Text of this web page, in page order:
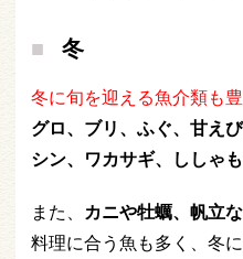
冬
冬に旬を迎える魚介類も
グロ、ブリ、ふぐ、甘え
シン、ワカサギ、ししゃ
また、 カニや牡蠣、帆立
料理に合う魚も多く、冬